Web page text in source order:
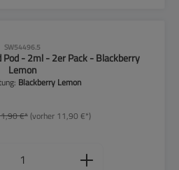
SW54496.5
- 2ml - 2er Pack - Blackberry
Lemon
Blackberry Lemon
€*(vorher 11,90 €*)
Anzahl: Gib den